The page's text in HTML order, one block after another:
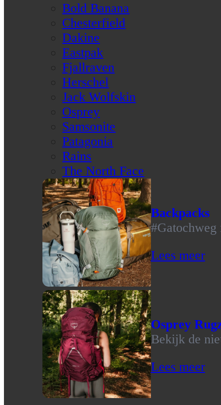
Bold Banana
Chesterfield
Dakine
Eastpak
Fjallraven
Herschel
Jack Wolfskin
Osprey
Samsonite
Patagonia
Rains
The North Face
Backpacks
#Gatochweg
Lees meer
Osprey
Bekijk de
Lees meer